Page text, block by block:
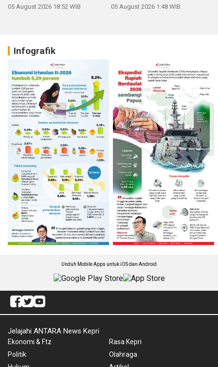
05 August 2026 18:52 WIB 05 August 2026 1:48 WIB
Infografik
Unduh Mobile Apps untuk iOS dan Android
Jelajahi ANTARA News Kepri
Ekonomi & Ftz
Politik
Rasa Kepri
Olahraga